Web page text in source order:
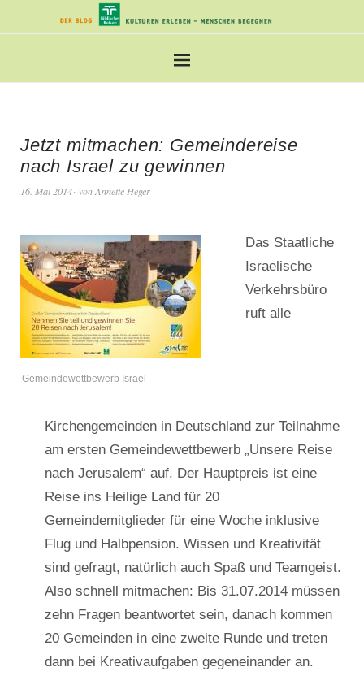
Jetzt mitmachen: Gemeindereise
nach Israel zu gewinnen
16. Mai 2014 von Annette Heger
Gemeindewettbewerb Israel
Das Staatliche
Israelische
Verkehrsbüro
ruft alle
Kirchengemeinden in Deutschland zur Teilnahme
am ersten Gemeindewettbewerb „Unsere Reise
nach Jerusalem“ auf. Der Hauptpreis ist eine
Reise ins Heilige Land für 20
Gemeindemitglieder für eine Woche inklusive
Flug und Halbpension. Wissen und Kreativität
sind gefragt, natürlich auch Spaß und Teamgeist.
Also schnell mitmachen: Bis 31.07.2014 müssen
zehn Fragen beantwortet sein, danach kommen
20 Gemeinden in eine zweite Runde und treten
dann bei Kreativaufgaben gegeneinander an.